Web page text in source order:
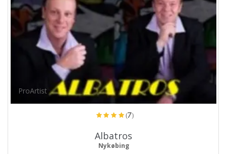
ProArtist
(7)
Albatros
Nykøbing